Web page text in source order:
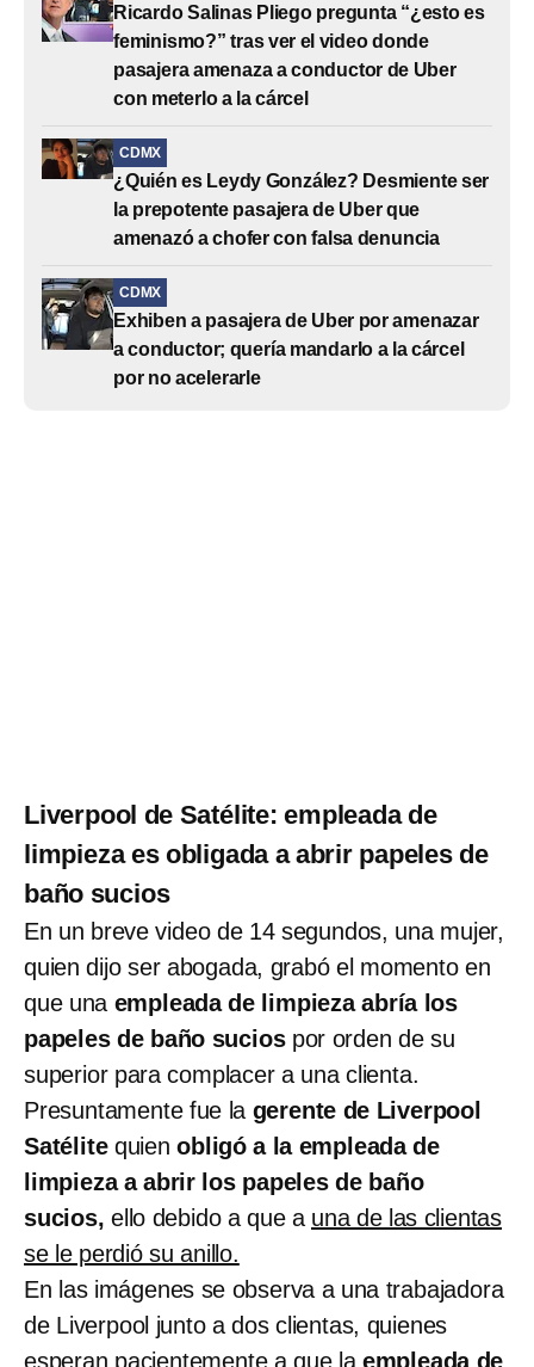
Ricardo Salinas Pliego pregunta “¿esto es
feminismo?” tras ver el video donde
pasajera amenaza a conductor de Uber
con meterlo a la cárcel
CDMX
¿Quién es Leydy González? Desmiente ser
la prepotente pasajera de Uber que
amenazó a chofer con falsa denuncia
CDMX
Exhiben a pasajera de Uber por amenazar
a conductor; quería mandarlo a la cárcel
por no acelerarle
Liverpool de Satélite: empleada de
limpieza es obligada a abrir papeles de
baño sucios
En un breve video de 14 segundos, una mujer,
quien dijo ser abogada, grabó el momento en
que una empleada de limpieza abría los
papeles de baño suciospor orden de su
superior para complacer a una clienta.
Presuntamente fue la gerente de Liverpool
Satélite quien obligó a la empleada de
limpieza a abrir los papeles de baño
sucios, ello debido a que a una de las clientas
se le perdió su anillo.
En las imágenes se observa a una trabajadora
de Liverpool junto a dos clientas, quienes
esperan pacientemente a que la empleada de